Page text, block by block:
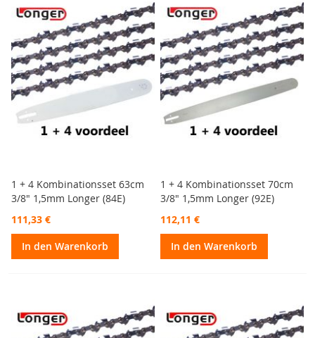
1 + 4 Kombinationsset 63cm
3/8" 1,5mm Longer (84E)
111,33 €
In den Warenkorb
1 + 4 Kombinationsset 70cm
3/8" 1,5mm Longer (92E)
112,11 €
In den Warenkorb